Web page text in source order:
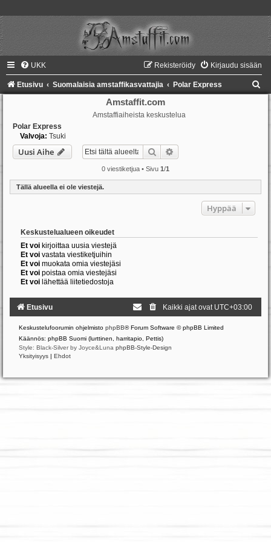
UKK Kirjaudu sisään
Rekisteröidy
Etusivu Suomalaisia amstaffikasvattajia Polar Express
Amstaffit.com
Amstaffiaiheista keskustelua
Polar Express
Valvoja: Tsuki
Uusi Aihe Etsi
0 viestiketjua • Sivu 1/1
Tällä alueella ei ole viestejä.
Hyppää
Keskustelualueen oikeudet
Et voi kirjoittaa uusia viestejä
Et voi vastata viestiketjuihin
Et voi muokata omia viestejäsi
Et voi poistaa omia viestejäsi
Et voi lähettää liitetiedostoja
Etusivu Kaikki ajat ovat UTC+03:00
Keskustelufoorumin ohjelmisto phpBB® Forum Software © phpBB Limited
Käännös: phpBB Suomi (lurttinen, harritapio, Pettis)
Style: Black-Silver by Joyce&Luna phpBB-Style-Design
Yksityisyys | Ehdot